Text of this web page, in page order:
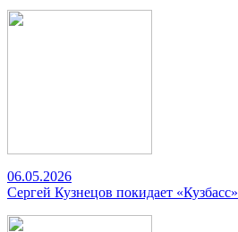
06.05.2026
Сергей Кузнецов покидает «Кузбасс»